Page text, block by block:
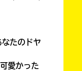
たのドヤ
愛かった